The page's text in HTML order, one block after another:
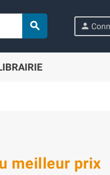
 person
meilleur prix